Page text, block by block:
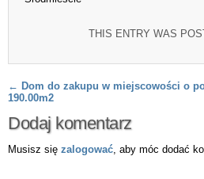
THIS ENTRY WAS
Post navigation
← Dom do zakupu w miejscowości o
190.00m2
Dodaj komentarz
Musisz się zalogować, aby móc dodać